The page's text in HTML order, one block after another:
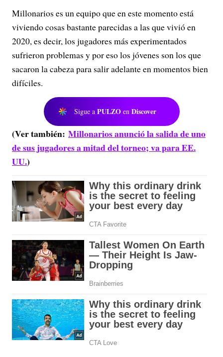
Millonarios es un equipo que en este momento está
viviendo cosas bastante parecidas a las que vivió en
2020, es decir, los jugadores más experimentados
sufrieron problemas y por eso los jóvenes son los que
sacaron la cabeza para salir adelante en momentos bien
difíciles.
Sigue a PULZO en Discover
(Ver también: Millonarios anunció la salida de uno
de sus jugadores a mitad del torneo; va para EE.
UU.)